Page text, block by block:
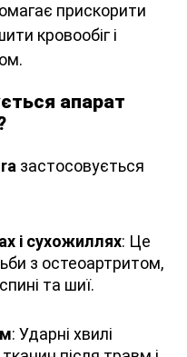
прискорити
кровообіг і
апарат
застосовується
і сухожиллях: Це
з остеоартритом,
та шиї.
: Ударні хвилі